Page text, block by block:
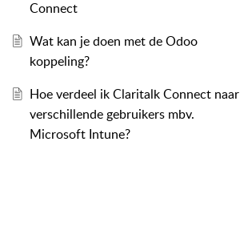
Connect
Wat kan je doen met de Odoo
koppeling?
Hoe verdeel ik Claritalk Connect naar
verschillende gebruikers mbv.
Microsoft Intune?